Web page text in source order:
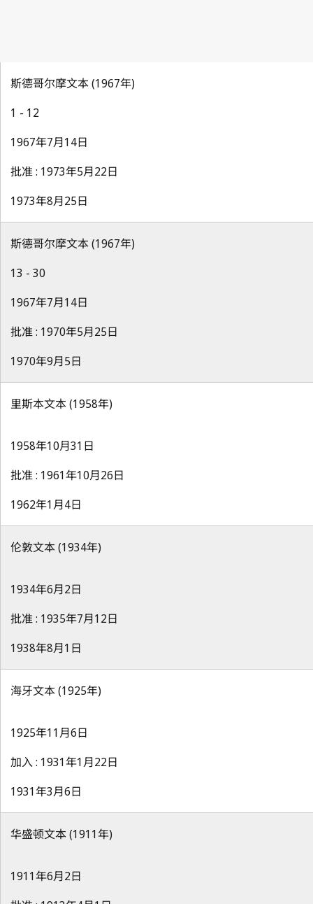
斯德哥尔摩文本 (1967年)
1 - 12
1967年7月14日
批准 : 1973年5月22日
1973年8月25日
斯德哥尔摩文本 (1967年)
13 - 30
1967年7月14日
批准 : 1970年5月25日
1970年9月5日
里斯本文本 (1958年)
1958年10月31日
批准 : 1961年10月26日
1962年1月4日
伦敦文本 (1934年)
1934年6月2日
批准 : 1935年7月12日
1938年8月1日
海牙文本 (1925年)
1925年11月6日
加入 : 1931年1月22日
1931年3月6日
华盛顿文本 (1911年)
1911年6月2日